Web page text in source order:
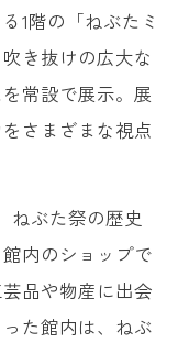
1階の「ねぶたミ
き抜けの広大な
常設で展示。展
さまざまな視点
ねぶた祭の歴史
内のショップで
品や物産に出会
た館内は、ねぶ